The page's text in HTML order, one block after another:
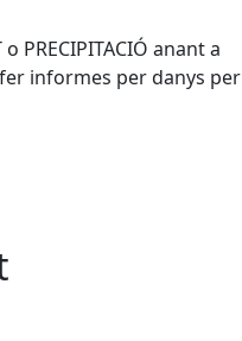
PRECIPITACIÓ anant a
informes per danys per